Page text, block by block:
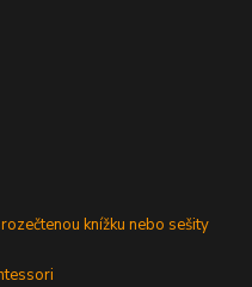
knížku nebo sešity